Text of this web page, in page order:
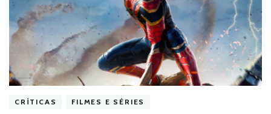
CRÍTICAS FILMES E SÉRIES